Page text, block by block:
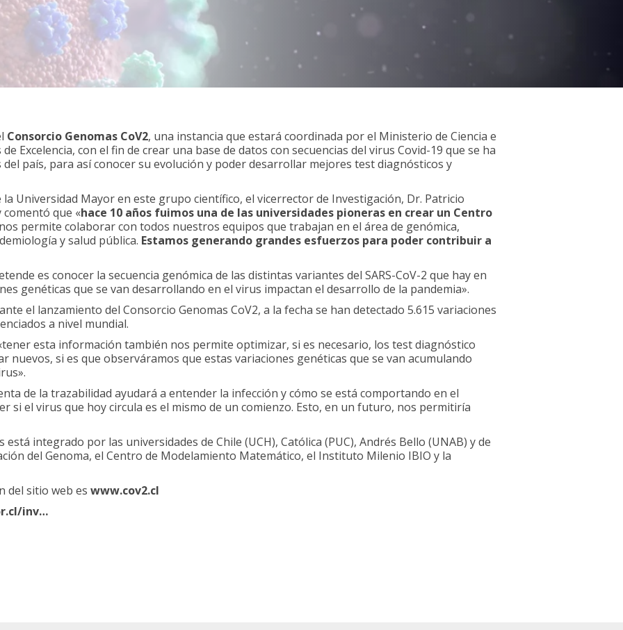
Consorcio Genomas CoV2, una instancia que estará coordinada por el Ministerio de Ciencia e
Excelencia, con el fin de crear una base de datos con secuencias del virus Covid-19 que se ha
país, para así conocer su evolución y poder desarrollar mejores test diagnósticos y
Universidad Mayor en este grupo científico, el vicerrector de Investigación, Dr. Patricio
que «hace 10 años fuimos una de las universidades pioneras en crear un Centro
permite colaborar con todos nuestros equipos que trabajan en el área de genómica,
y salud pública. Estamos generando grandes esfuerzos para poder contribuir a
es conocer la secuencia genómica de las distintas variantes del SARS-CoV-2 que hay en
genéticas que se van desarrollando en el virus impactan el desarrollo de la pandemia».
el lanzamiento del Consorcio Genomas CoV2, a la fecha se han detectado 5.615 variaciones
a nivel mundial.
esta información también nos permite optimizar, si es necesario, los test diagnóstico
nuevos, si es que observáramos que estas variaciones genéticas que se van acumulando
de la trazabilidad ayudará a entender la infección y cómo se está comportando en el
si el virus que hoy circula es el mismo de un comienzo. Esto, en un futuro, nos permitiría
está integrado por las universidades de Chile (UCH), Católica (PUC), Andrés Bello (UNAB) y de
del Genoma, el Centro de Modelamiento Matemático, el Instituto Milenio IBIO y la
del sitio web es www.cov2.cl
inv…